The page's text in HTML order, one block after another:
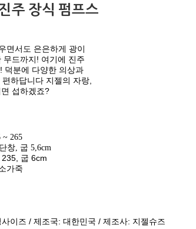
주 장식 펌프스
면서도 은은하게 광이
무드까지! 여기에 진주
덕분에 다양한 의상과
하답니다 지젤의 자랑,
섭하겠죠?
~ 265
창, 굽 5,6cm
굽 6cm
가죽
이즈 / 제조국: 대한민국 / 제조사: 지젤슈즈